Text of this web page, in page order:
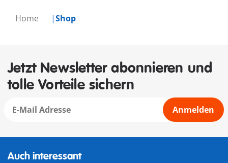
Home Shop
Jetzt Newsletter abonnieren und
tolle Vorteile sichern
Anmelden
Auch interessant